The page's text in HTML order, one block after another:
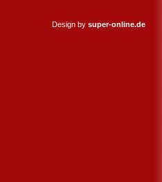
Design by super-online.de